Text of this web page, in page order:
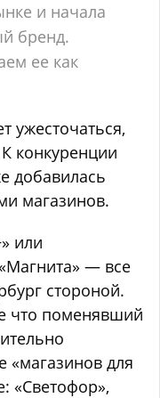
и начала
бренд.
ее как
ужесточаться,
конкуренции
добавилась
магазинов.
или
— все
стороной.
что поменявший
«магазинов для
«Светофор»,